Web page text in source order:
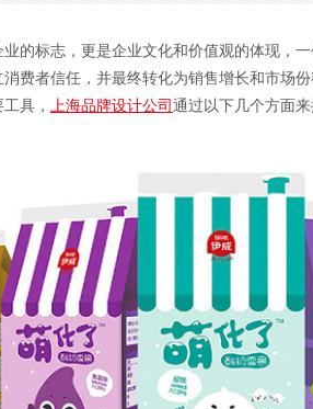
标志，更是企业文化和价值观的体现，一
费者信任，并最终转化为销售增长和市场
具， 上海品牌设计公司 通过以下几个方面来